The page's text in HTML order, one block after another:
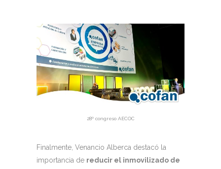
28º congreso AECOC
Finalmente, Venancio Alberca destacó la
importancia de reducir el inmovilizado de